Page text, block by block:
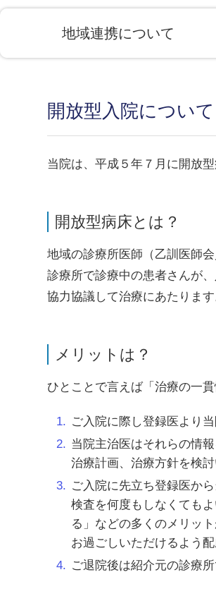
地域連携について
開放型入院について
当院は、平成５年７月に開放
開放型病床とは？
地域の診療所医師（乙訓医師
診療所で診療中の患者さんが
協力協議して治療にあたりま
メリットは？
ひとことで言えば「治療の一
ご入院に際し登録医より
当院主治医はそれらの情
治療計画、治療方針を検討
ご入院に先立ち登録医か
検査を何度もしなくても
る」などの多くのメリッ
お過ごしいただけるよう配
ご退院後は紹介元の診療